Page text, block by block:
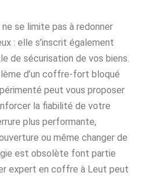
se limite pas à redonner
: elle s’inscrit également
de sécurisation de vos biens.
d’un coffre-fort bloqué
peut vous proposer
la fiabilité de votre
plus performante,
ou même changer de
est obsolète font partie
expert en coffre à Leut peut